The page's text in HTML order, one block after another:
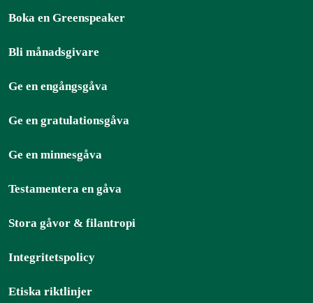
Boka en Greenspeaker
Bli månadsgivare
Ge en engångsgåva
Ge en gratulationsgåva
Ge en minnesgåva
Testamentera en gåva
Stora gåvor & filantropi
Integritetspolicy
Etiska riktlinjer